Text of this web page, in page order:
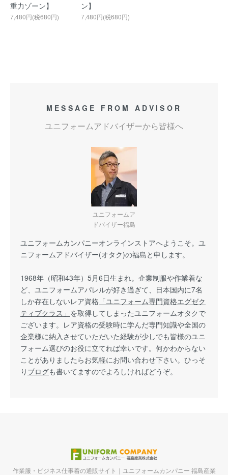
重力ゾーン】
7,480円(税680円)
ン】
7,480円(税680円)
MESSAGE FROM ADVISOR
ユニフォームアドバイザーから皆様へ
ユニフォームア
ドバイザー福島
ユニフォームカンパニーオンラインストアへようこそ。ユ
ニフォームアドバイザー(オタク)の福島と申します。
1968年（昭和43年）5月6日生まれ。企業制服や作業着な
ど、ユニフォームアパレルが好き過ぎて、日本国内に7名
しか存在しないレア資格 「ユニフォーム専門資格エグゼク
ティブクラス」 を取得してしまったユニフォームオタクで
ございます。レア資格の受験時に学んだ専門知識や全国の
企業様に納入させていただいた経験が少しでも皆様のユニ
フォーム選びのお役に立てれば幸いです。何かわからない
ことがありましたらお気軽にお問い合わせ下さい。ひっそ
り ブログも書いてますのでよろしければどうぞ。
作業服・ビジネス仕事着の通販サイト｜ユニフォームカンパニー 福島産業